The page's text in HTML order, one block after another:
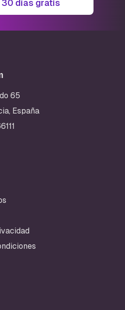
30 días gratis
65
España